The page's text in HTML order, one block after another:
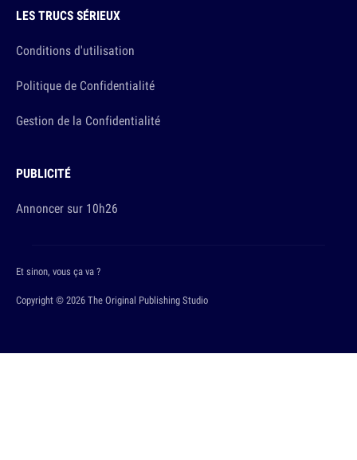
LES TRUCS SÉRIEUX
Conditions d'utilisation
Politique de Confidentialité
Gestion de la Confidentialité
PUBLICITÉ
Annoncer sur 10h26
Copyright © 2026 The Original Publishing Studio
Et sinon, vous ça va ?